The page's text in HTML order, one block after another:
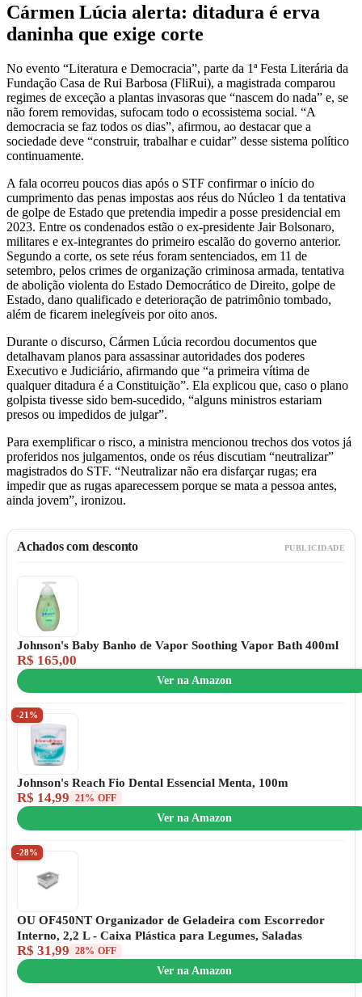
Cármen Lúcia alerta: ditadura é erva
daninha que exige corte
No evento “Literatura e Democracia”, parte da 1ª Festa Literária da
Fundação Casa de Rui Barbosa (FliRui), a magistrada comparou
regimes de exceção a plantas invasoras que “nascem do nada” e, se
não forem removidas, sufocam todo o ecossistema social. “A
democracia se faz todos os dias”, afirmou, ao destacar que a
sociedade deve “construir, trabalhar e cuidar” desse sistema político
continuamente.
A fala ocorreu poucos dias após o STF confirmar o início do
cumprimento das penas impostas aos réus do Núcleo 1 da tentativa
de golpe de Estado que pretendia impedir a posse presidencial em
2023. Entre os condenados estão o ex-presidente Jair Bolsonaro,
militares e ex-integrantes do primeiro escalão do governo anterior.
Segundo a corte, os sete réus foram sentenciados, em 11 de
setembro, pelos crimes de organização criminosa armada, tentativa
de abolição violenta do Estado Democrático de Direito, golpe de
Estado, dano qualificado e deterioração de patrimônio tombado,
além de ficarem inelegíveis por oito anos.
Durante o discurso, Cármen Lúcia recordou documentos que
detalhavam planos para assassinar autoridades dos poderes
Executivo e Judiciário, afirmando que “a primeira vítima de
qualquer ditadura é a Constituição”. Ela explicou que, caso o plano
golpista tivesse sido bem-sucedido, “alguns ministros estariam
presos ou impedidos de julgar”.
Para exemplificar o risco, a ministra mencionou trechos dos votos já
proferidos nos julgamentos, onde os réus discutiam “neutralizar”
magistrados do STF. “Neutralizar não era disfarçar rugas; era
impedir que as rugas aparecessem porque se mata a pessoa antes,
ainda jovem”, ironizou.
Achados com desconto PUBLICIDADE
Johnson's Baby Banho de Vapor Soothing Vapor Bath 400ml
R$ 165,00
Ver na Amazon
-21%
Johnson's Reach Fio Dental Essencial Menta, 100m
R$ 14,99 21% OFF
Ver na Amazon
-28%
OU OF450NT Organizador de Geladeira com Escorredor
Interno, 2,2 L - Caixa Plástica para Legumes, Saladas
R$ 31,99 28% OFF
Ver na Amazon